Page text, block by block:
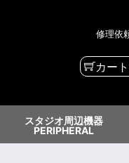
修理依
カー
スタジオ周辺機器
PERIPHERAL